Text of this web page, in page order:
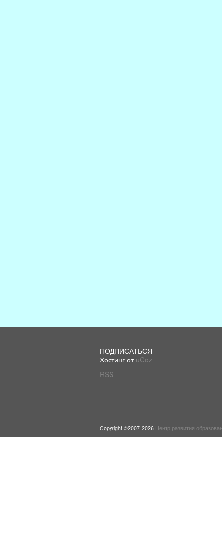
ПОДПИСАТЬСЯ
Хостинг от uCoz
RSS
Copyright ©2007-2026 Центр развития